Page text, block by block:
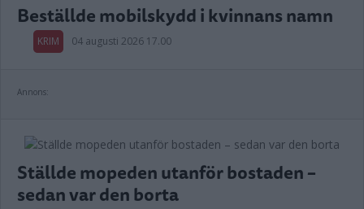
Beställde mobilskydd i kvinnans namn
KRIM 04 augusti 2026 17.00
Annons:
Ställde mopeden utanför bostaden –
sedan var den borta